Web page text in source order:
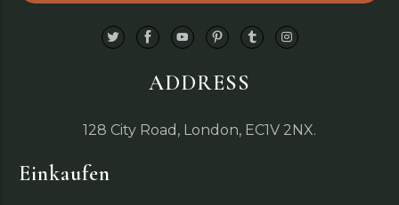
ADDRESS
128 City Road, London, EC1V 2NX.
Einkaufen